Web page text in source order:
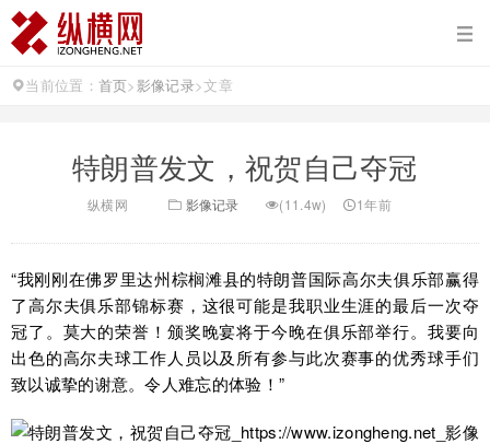
当前位置： 首页>影像记录>文章
特朗普发文，祝贺自己夺冠
纵横网 影像记录 (11.4w) 1年前
“我刚刚在佛罗里达州棕榈滩县的特朗普国际高尔夫俱乐部赢得
了高尔夫俱乐部锦标赛，这很可能是我职业生涯的最后一次夺
冠了。莫大的荣誉！颁奖晚宴将于今晚在俱乐部举行。我要向
出色的高尔夫球工作人员以及所有参与此次赛事的优秀球手们
致以诚挚的谢意。令人难忘的体验！”